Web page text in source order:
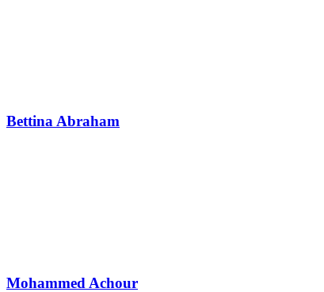
Bettina Abraham
Mohammed Achour